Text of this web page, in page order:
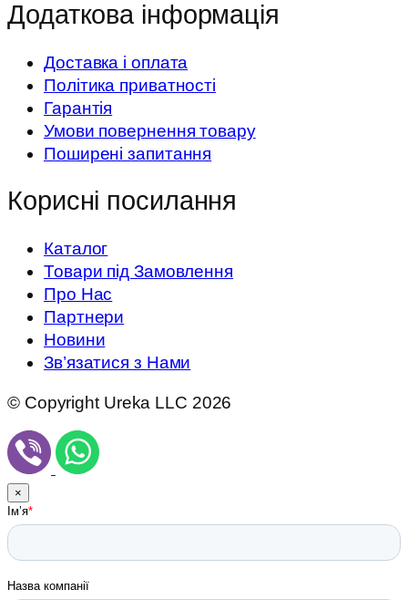
Додаткова інформація
Доставка і оплата
Політика приватності
Гарантія
Умови повернення товару
Поширені запитання
Корисні посилання
Каталог
Товари під Замовлення
Про Нас
Партнери
Новини
Зв’язатися з Нами
© Copyright Ureka LLC 2026
×